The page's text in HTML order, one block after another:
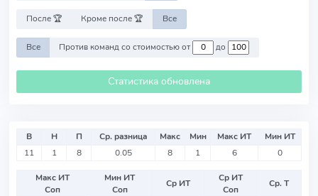
После 🏆 Кроме после 🏆 Все
Все Против команд со стоимостью от до
Статистика обновлена
В Н П Ср. разница Макс Мин Макс ИТ
Мин ИТ
11
1 8 0.05 8 1 6 0
Макс ИТ
Соп
Мин ИТ
Соп
Ср ИТ
Ср ИТ
Соп
Ср. Т